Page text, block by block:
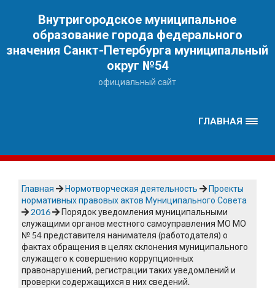
Внутригородское муниципальное
образование города федерального
значения Санкт-Петербурга муниципальный
округ №54
официальный сайт
ГЛАВНАЯ
Главная Нормотворческая деятельность
Проекты
нормативных правовых актов Муниципального Совета
2016
Порядок уведомления муниципальными
служащими органов местного самоуправления МО МО
№ 54 представителя нанимателя (работодателя) о
фактах обращения в целях склонения муниципального
служащего к совершению коррупционных
правонарушений, регистрации таких уведомлений и
проверки содержащихся в них сведений.